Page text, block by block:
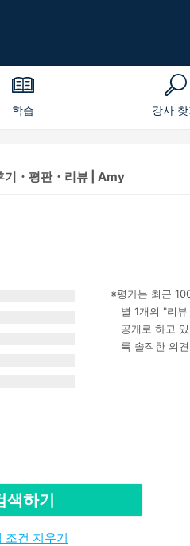
학습 강사 찾
기・평판・리뷰 | Amy
평가는 최근
별 1개의 "리
공개로 하고
록 솔직한 의
색하기
조건 지우기